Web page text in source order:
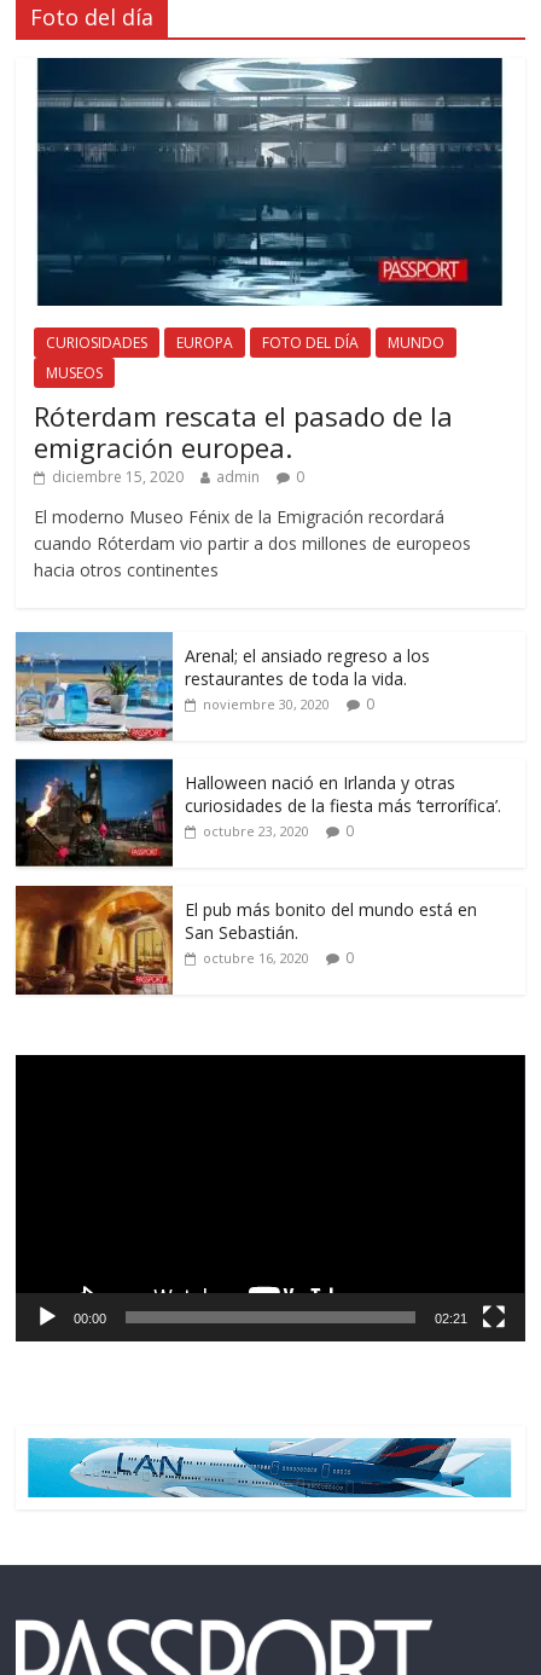
Foto del día
CURIOSIDADES EUROPA FOTO DEL DÍA
MUNDO
MUSEOS
Róterdam rescata el pasado de la
emigración europea.
diciembre 15, 2020 admin 0
El moderno Museo Fénix de la Emigración recordará
cuando Róterdam vio partir a dos millones de europeos
hacia otros continentes
Arenal; el ansiado regreso a los
restaurantes de toda la vida.
noviembre 30, 2020 0
Halloween nació en Irlanda y otras
curiosidades de la fiesta más ‘terrorífica’.
octubre 23, 2020 0
El pub más bonito del mundo está en
San Sebastián.
octubre 16, 2020 0
00:00 02:21